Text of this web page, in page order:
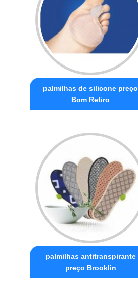
palmilhas de silicone preço
Bom Retiro
palmilhas antitranspirante
preço Brooklin